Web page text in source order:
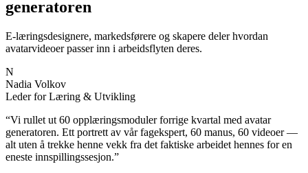
generatoren
E-læringsdesignere, markedsførere og skapere deler hvordan
avatarvideoer passer inn i arbeidsflyten deres.
N
Nadia Volkov
Leder for Læring & Utvikling
“Vi rullet ut 60 opplæringsmoduler forrige kvartal med avatar
generatoren. Ett portrett av vår fagekspert, 60 manus, 60 videoer —
alt uten å trekke henne vekk fra det faktiske arbeidet hennes for en
eneste innspillingssesjon.”